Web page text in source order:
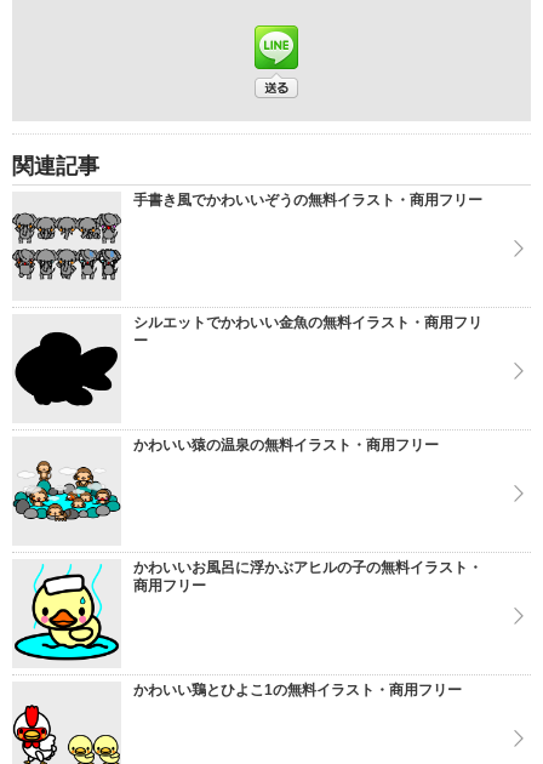
関連記事
手書き風でかわいいぞうの無料イラスト・商用フリー
シルエットでかわいい金魚の無料イラスト・商用フリ
ー
かわいい猿の温泉の無料イラスト・商用フリー
かわいいお風呂に浮かぶアヒルの子の無料イラスト・
商用フリー
かわいい鶏とひよこ1の無料イラスト・商用フリー